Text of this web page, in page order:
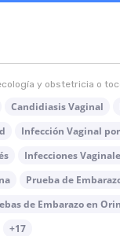
y obstetricia o
Candidiasis Vaginal
Infección Vaginal
Infecciones
Prueba de
de Embarazo en
+17